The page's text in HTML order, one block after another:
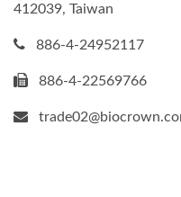
412039, Taiwan
886-4-24952117
886-4-22569766